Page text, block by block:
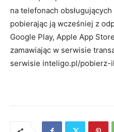
na telefonach
pobierając ją wcześniej z
Google Play, Apple App
zamawiając w serwisie
serwisie inteligo.pl/pobierz-